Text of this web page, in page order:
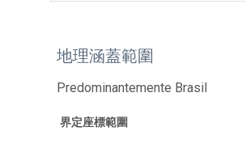
地理涵蓋範圍
Predominantemente Brasil
界定座標範圍